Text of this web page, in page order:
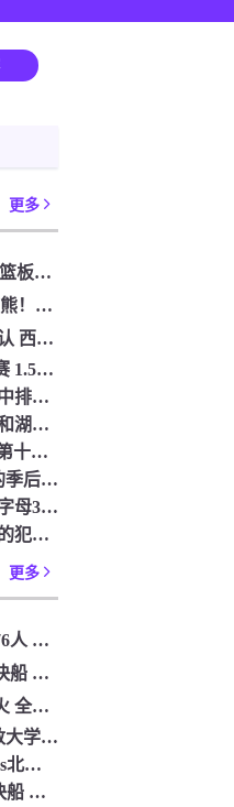
亚冠杯
更多
Epic️Jokic场均得到29.8分 12.8个篮板和10.2次助攻 平均三双很容易吗？
森林狼在本季度以52分击败了灰熊！一个部分中的21个中有18个！骑着摇头丸的战士第六 湖船不舒服
季后赛排名模式:5球队已得到确认 西方有一支悲惨的3-8队
太阳队连续8场失利 错过了季后赛 1.5亿巨人完全失败了
西方在混乱！勇士队在最终成绩中排名第七 湖人队晋级季后赛 火箭向快船送了礼物
官方力量清单：雷霆队击败骑士和湖人队排名第五
上周的球员：Antetokounmpo的第十个职业
雄鹿队连续排名前6位进入东方的季后赛 而老鹰队连续第四年在季后赛中踢球
湖人队没有锁定赢得47场胜利！字母36+15+10 波特24+12+8 42胜利以锁定季后赛
疯狂的三个前四名战斗：弗拉格的犯规 杜克·布莱克在33秒的惊喜中出现了
更多
04月06日 NBA常规赛 森林狼vs76人 全场录像
04月06日 NBA常规赛 独行侠vs快船 全场录像
04月06日 NBA常规赛 雄鹿vs热火 全场录像
04月06日 NCAA终极四强 休斯敦大学vs杜克大学 全场录像
04月05日 CBA季后赛首轮 山东vs北控 全场录像
04月05日 NBA常规赛 独行侠vs快船 全场录像